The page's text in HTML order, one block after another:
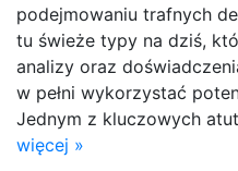
podejmowaniu trafnych
tu świeże typy na dziś,
analizy oraz
w pełni wykorzystać
Jednym z kluczowych
więcej »